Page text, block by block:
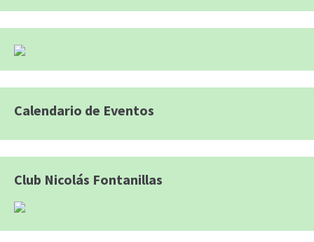
Calendario de Eventos
Club Nicolás Fontanillas